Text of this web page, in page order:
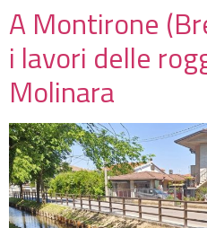
A Montirone
i lavori delle
Molinara